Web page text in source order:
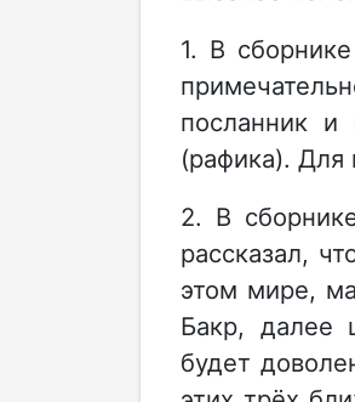
1. В
посланник и
(рафика). Для
2. В
рассказал,
этом мире,
Бакр, далее
будет